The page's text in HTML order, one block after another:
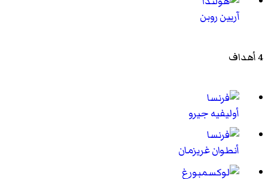
آريين روبن
4 أهداف
أوليفيه جيرو
أنطوان غريزمان